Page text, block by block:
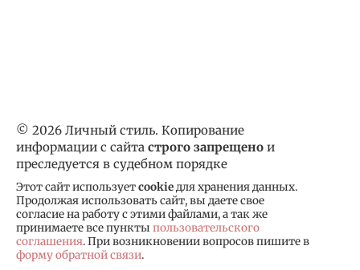
© 2026 Личный стиль. Копирование
информации с сайта строго запрещено и
преследуется в судебном порядке
Этот сайт используетcookieдля хранения данных.
Продолжая использовать сайт, вы даете свое
согласие на работу с этими файлами, а так же
принимаете все пункты пользовательского
соглашения. При возникновении вопросов пишите в
форму обратной связи.